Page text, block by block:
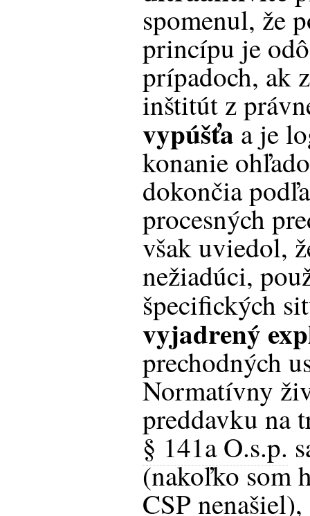
spomenul, že
princípu je
prípadoch, ak
inštitút z
vypúšťa a je
konanie
dokončia
procesných
však uviedol,
nežiadúci,
špecifických
vyjadrený
prechodných
Normatívny
preddavku na
§ 141a O.s.p.
(nakoľko som
CSP